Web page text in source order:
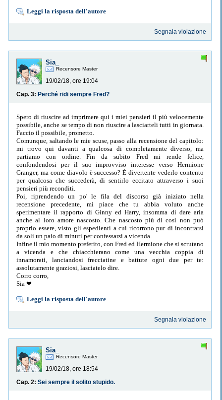
Leggi la risposta dell'autore
Segnala violazione
Sia_
Recensore Master
19/02/18, ore 19:04
Cap. 3: Perché ridi sempre Fred?
Spero di riuscire ad imprimere qui i miei pensieri il più velocemente
possibile, anche se tempo di non riuscire a lasciarteli tutti in giornata.
Faccio il possibile, prometto.
Comunque, saltando le mie scuse, passo alla recensione del capitolo:
mi trovo qui davanti a qualcosa di completamente diverso, ma
partiamo con ordine. Fin da subito Fred mi rende felice,
confondendosi per il suo improvviso interesse verso Hermione
Granger, ma come diavolo è successo? È divertente vederlo contento
per qualcosa che succederà, di sentirlo eccitato attraverso i suoi
pensieri più reconditi.
Poi, riprendendo un po' le fila del discorso già iniziato nella
recensione precedente, mi piace che tu abbia voluto anche
sperimentare il rapporto di Ginny ed Harry, insomma di dare aria
anche al loro amore nascosto. Che nascosto più di così non può
proprio essere, visto gli espedienti a cui ricorrono pur di incontrarsi
da soli un paio di minuti per confessarsi a vicenda.
Infine il mio momento preferito, con Fred ed Hermione che si scrutano
a vicenda e che chiacchierano come una vecchia coppia di
innamorati, lanciandosi frecciatine e battute ogni due per te:
assolutamente graziosi, lasciatelo dire.
Corro corro,
Sia ❤
Leggi la risposta dell'autore
Segnala violazione
Sia_
Recensore Master
19/02/18, ore 18:54
Cap. 2: Sei sempre il solito stupido.